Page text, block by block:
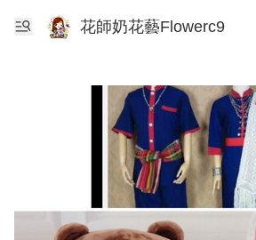
花師奶花藝Flowerc9